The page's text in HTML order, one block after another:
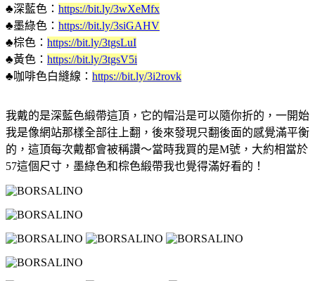
♣深藍色： https://bit.ly/3wXeMfx
♣墨綠色： https://bit.ly/3siGAHV
♣棕色： https://bit.ly/3tgsLuI
♣黃色： https://bit.ly/3tgsV5i
♣咖啡色白縫線： https://bit.ly/3i2rovk
我戴的是深藍色緞帶這頂，它的帽沿是可以隨你折的，一開始
我是像網站那樣全部往上翻，後來發現只翻後面的感覺滿平衡
的，這頂每次戴都會被稱讚～當時我買的是M號，大約相當於
57這個尺寸，墨綠色和棕色緞帶我也覺得滿好看的！